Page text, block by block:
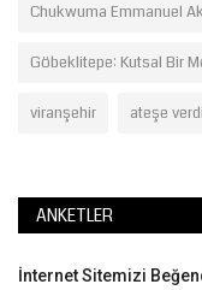
Chukwuma Emmanuel
Göbeklitepe: Kutsal Bir
viranşehir ateşe verdi
ANKETLER
İnternet Sitemizi